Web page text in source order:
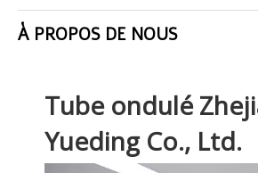
À PROPOS DE NOUS
Tube ondulé
Yueding Co., Ltd.